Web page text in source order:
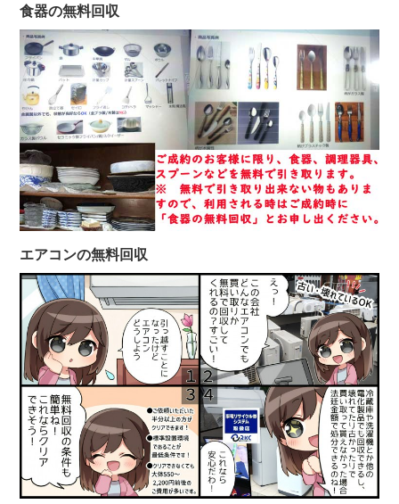
食器の無料回収
エアコンの無料回収